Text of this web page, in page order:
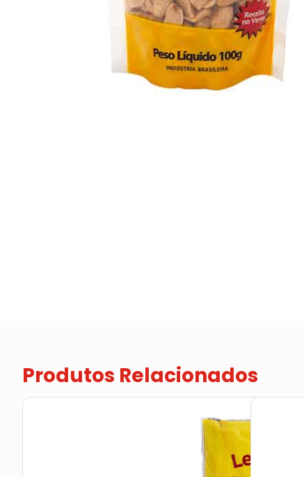
Produtos Relacionados